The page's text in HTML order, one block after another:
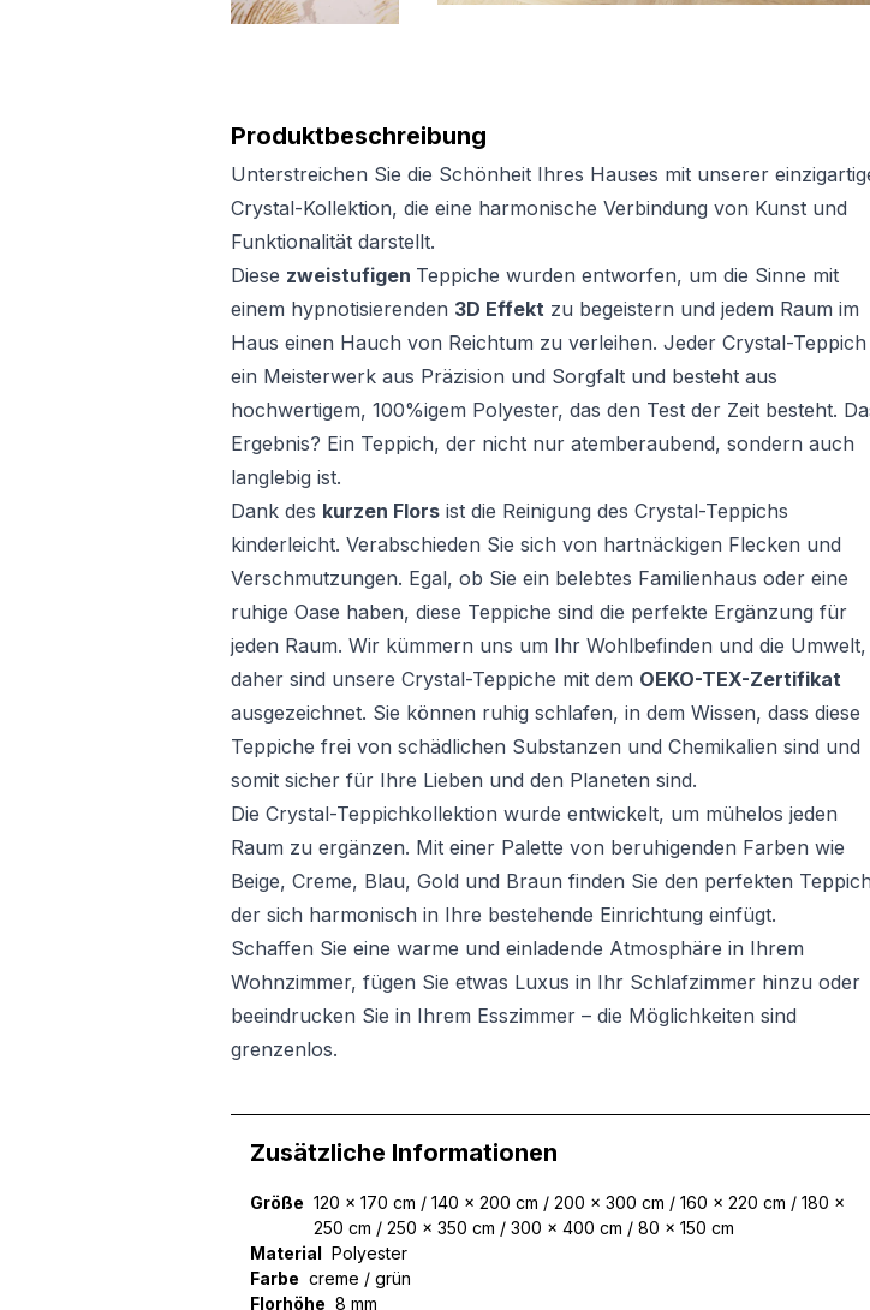
Produktbeschreibung
Unterstreichen Sie die Schönheit Ihres Hauses mit unserer
Crystal-Kollektion, die eine harmonische Verbindung von Kunst und
Funktionalität darstellt.
Diese zweistufigen Teppiche wurden entworfen, um die Sinne mit
einem hypnotisierenden 3D Effekt zu begeistern und jedem Raum im
Haus einen Hauch von Reichtum zu verleihen. Jeder Crystal-Teppich
ein Meisterwerk aus Präzision und Sorgfalt und besteht aus
hochwertigem, 100%igem Polyester, das den Test der Zeit besteht.
Ergebnis? Ein Teppich, der nicht nur atemberaubend, sondern auch
langlebig ist.
Dank des kurzen Flors ist die Reinigung des Crystal-Teppichs
kinderleicht. Verabschieden Sie sich von hartnäckigen Flecken und
Verschmutzungen. Egal, ob Sie ein belebtes Familienhaus oder eine
ruhige Oase haben, diese Teppiche sind die perfekte Ergänzung für
jeden Raum. Wir kümmern uns um Ihr Wohlbefinden und die Umwelt,
daher sind unsere Crystal-Teppiche mit dem OEKO-TEX-Zertifikat
ausgezeichnet. Sie können ruhig schlafen, in dem Wissen, dass diese
Teppiche frei von schädlichen Substanzen und Chemikalien sind und
somit sicher für Ihre Lieben und den Planeten sind.
Die Crystal-Teppichkollektion wurde entwickelt, um mühelos jeden
Raum zu ergänzen. Mit einer Palette von beruhigenden Farben wie
Beige, Creme, Blau, Gold und Braun finden Sie den perfekten
der sich harmonisch in Ihre bestehende Einrichtung einfügt.
Schaffen Sie eine warme und einladende Atmosphäre in Ihrem
Wohnzimmer, fügen Sie etwas Luxus in Ihr Schlafzimmer hinzu oder
beeindrucken Sie in Ihrem Esszimmer – die Möglichkeiten sind
grenzenlos.
Zusätzliche Informationen
Größe 120 x 170 cm / 140 x 200 cm / 200 x 300 cm / 160 x 220 cm / 180 x
250 cm / 250 x 350 cm / 300 x 400 cm / 80 x 150 cm
Material Polyester
Farbe creme / grün
Florhöhe 8 mm